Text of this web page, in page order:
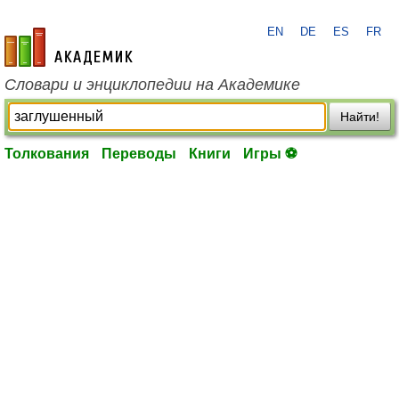
academic.ru
EN DE ES FR
Словари и энциклопедии на Академике
Найти!
Толкования Переводы Книги Игры ⚽